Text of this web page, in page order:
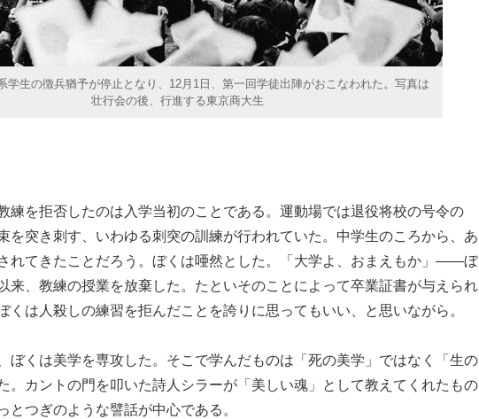
学生の徴兵猶予が停止となり、12月1日、第一回学徒出陣がおこなわれた。写真は
壮行会の後、行進する東京商大生
練を拒否したのは入学当初のことである。運動場では退役将校の号令の
を突き刺す、いわゆる刺突の訓練が行われていた。中学生のころから、あ
れてきたことだろう。ぼくは唖然とした。「大学よ、おまえもか」――ぼ
来、教練の授業を放棄した。たといそのことによって卒業証書が与えられ
くは人殺しの練習を拒んだことを誇りに思ってもいい、と思いながら。
ぼくは美学を専攻した。そこで学んだものは「死の美学」ではなく「生の
。カントの門を叩いた詩人シラーが「美しい魂」として教えてくれたもの
とつぎのような譬話が中心である。